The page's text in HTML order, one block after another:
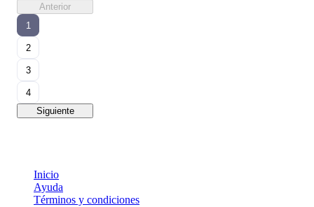
Anterior
1
2
3
4
Siguiente
Inicio
Ayuda
Términos y condiciones